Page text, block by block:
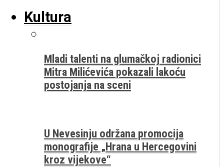
Kultura
Mladi talenti na glumačkoj radionici
Mitra Milićevića pokazali lakoću
postojanja na sceni
U Nevesinju održana promocija
monografije „Hrana u Hercegovini
kroz vijekove“